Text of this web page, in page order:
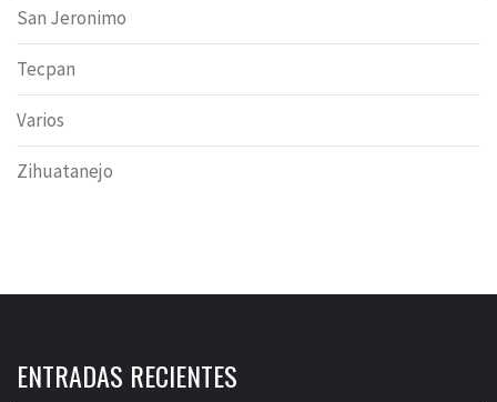
San Jeronimo
Tecpan
Varios
Zihuatanejo
ENTRADAS RECIENTES